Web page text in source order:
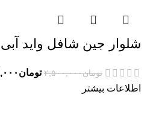
شلوار جین شافل واید آبی
تومان۲,۵۰۰,۰۰۰ تومان
اطلاعات بیشتر